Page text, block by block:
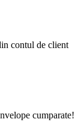
contul de client
cumparate!